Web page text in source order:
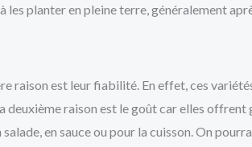
planter en pleine terre, généralement
raison est leur fiabilité. En effet, ces
raison est le goût car elles
en sauce ou pour la cuisson. On